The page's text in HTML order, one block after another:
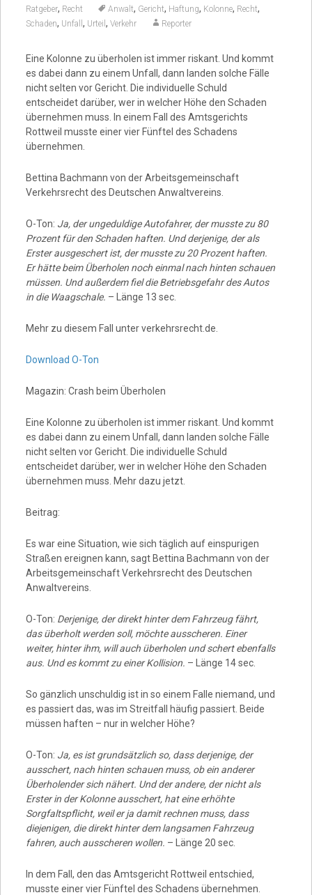
Ratgeber, Recht Anwalt, Gericht, Haftung, Kolonne, Recht,
Schaden, Unfall , Urteil , Verkehr Reporter
Eine Kolonne zu überholen ist immer riskant. Und kommt
es dabei dann zu einem Unfall, dann landen solche Fälle
nicht selten vor Gericht. Die individuelle Schuld
entscheidet darüber, wer in welcher Höhe den Schaden
übernehmen muss. In einem Fall des Amtsgerichts
Rottweil musste einer vier Fünftel des Schadens
übernehmen.
Bettina Bachmann von der Arbeitsgemeinschaft
Verkehrsrecht des Deutschen Anwaltvereins.
O-Ton: Ja, der ungeduldige Autofahrer, der musste zu 80
Prozent für den Schaden haften. Und derjenige, der als
Erster ausgeschert ist, der musste zu 20 Prozent haften.
Er hätte beim Überholen noch einmal nach hinten schauen
müssen. Und außerdem fiel die Betriebsgefahr des Autos
in die Waagschale. – Länge 13 sec.
Mehr zu diesem Fall unter verkehrsrecht.de.
Download O-Ton
Magazin: Crash beim Überholen
Eine Kolonne zu überholen ist immer riskant. Und kommt
es dabei dann zu einem Unfall, dann landen solche Fälle
nicht selten vor Gericht. Die individuelle Schuld
entscheidet darüber, wer in welcher Höhe den Schaden
übernehmen muss. Mehr dazu jetzt.
Beitrag:
Es war eine Situation, wie sich täglich auf einspurigen
Straßen ereignen kann, sagt Bettina Bachmann von der
Arbeitsgemeinschaft Verkehrsrecht des Deutschen
Anwaltvereins.
O-Ton: Derjenige, der direkt hinter dem Fahrzeug fährt,
das überholt werden soll, möchte ausscheren. Einer
weiter, hinter ihm, will auch überholen und schert ebenfalls
aus. Und es kommt zu einer Kollision. – Länge 14 sec.
So gänzlich unschuldig ist in so einem Falle niemand, und
es passiert das, was im Streitfall häufig passiert. Beide
müssen haften – nur in welcher Höhe?
O-Ton: Ja, es ist grundsätzlich so, dass derjenige, der
ausschert, nach hinten schauen muss, ob ein anderer
Überholender sich nähert. Und der andere, der nicht als
Erster in der Kolonne ausschert, hat eine erhöhte
Sorgfaltspflicht, weil er ja damit rechnen muss, dass
diejenigen, die direkt hinter dem langsamen Fahrzeug
fahren, auch ausscheren wollen. – Länge 20 sec.
In dem Fall, den das Amtsgericht Rottweil entschied,
musste einer vier Fünftel des Schadens übernehmen.